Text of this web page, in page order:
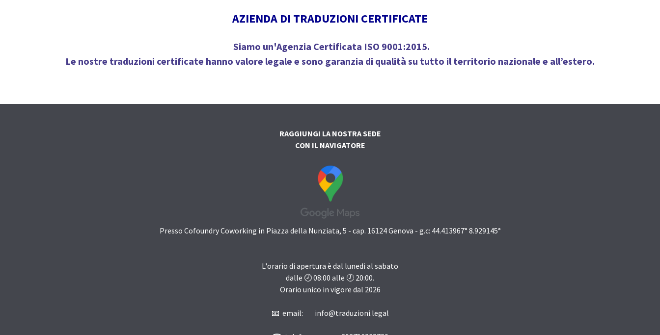
AZIENDA DI TRADUZIONI CERTIFICATE
Siamo un'Agenzia Certificata ISO 9001:2015.
Le nostre traduzioni certificate hanno valore legale e sono garanzia di qualità su tutto il territorio nazionale e all’estero.
RAGGIUNGI LA NOSTRA SEDE
CON IL NAVIGATORE
Presso Cofoundry Coworking in Piazza della Nunziata, 5 - cap. 16124 Genova - g.c: 44.413967° 8.929145°
L'orario di apertura è dal lunedi al sabato
dalle 🕗08:00 alle 🕗 20:00.
Orario unico in vigore dal 2026
📧 email: info@traduzioni.legal